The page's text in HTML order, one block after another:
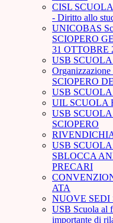
CISL
- Diritto allo
UNICOBAS
SCIOPERO
31 OTTOBRE
USB SCUOLA
SCIOPERO
USB
UIL SCUOLA
USB
SCIOPERO
USB
SBLOCCA
PRECARI
ATA
NUOVE SEDI
USB Scuola al
importante di